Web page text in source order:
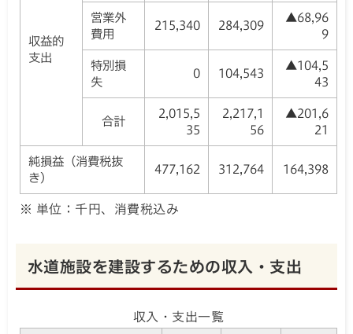
収益的
支出
営業外
費用
215,340 284,309
▲68,96
9
特別損
失
0 104,543
▲104,5
43
合計
2,015,5
35
2,217,1
56
▲201,6
21
純損益（消費税抜
き）
477,162 312,764 164,398
※ 単位：千円、消費税込み
水道施設を建設するための収入・支出
収入・支出一覧